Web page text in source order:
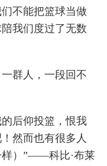
不能把篮球当做
我们度过了无数
群人，一段回不
后仰投篮，恨我
然而也有很多人
样）”——科比·布莱